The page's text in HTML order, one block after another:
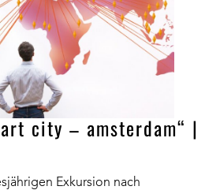
city – amsterdam“ |
Exkursion nach